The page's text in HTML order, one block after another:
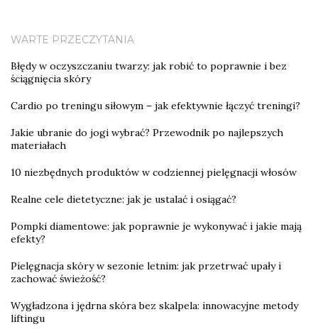
WARTE PRZECZYTANIA
Błędy w oczyszczaniu twarzy: jak robić to poprawnie i bez
ściągnięcia skóry
Cardio po treningu siłowym – jak efektywnie łączyć treningi?
Jakie ubranie do jogi wybrać? Przewodnik po najlepszych
materiałach
10 niezbędnych produktów w codziennej pielęgnacji włosów
Realne cele dietetyczne: jak je ustalać i osiągać?
Pompki diamentowe: jak poprawnie je wykonywać i jakie mają
efekty?
Pielęgnacja skóry w sezonie letnim: jak przetrwać upały i
zachować świeżość?
Wygładzona i jędrna skóra bez skalpela: innowacyjne metody
liftingu